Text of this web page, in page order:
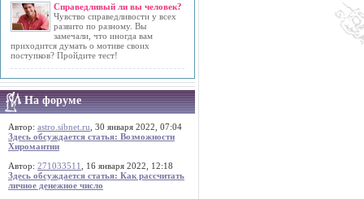
Справедливый ли вы человек?
Чувство справедливости у всех
развито по разному. Вы
замечали, что иногда вам
приходится думать о мотиве своих
поступков? Пройдите тест!
На форуме
Автор: astro.sibnet.ru , 30 января 2022, 07:04
Здесь обсуждается статья: Возможности
Хиромантии
Автор: 271033511
, 16 января 2022, 12:18
Здесь обсуждается статья: Как рассчитать
личное денежное число